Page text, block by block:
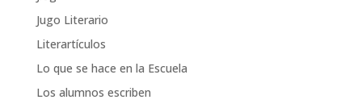
Jugo Literario
Literartículos
Lo que se hace en la Escuela
Los alumnos escriben